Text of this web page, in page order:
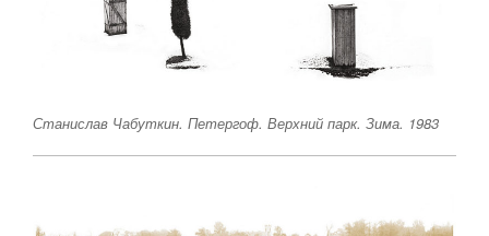
Станислав Чабуткин. Петергоф. Верхний парк. Зима. 1983